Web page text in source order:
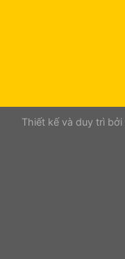
Thiết kế và duy trì bởi